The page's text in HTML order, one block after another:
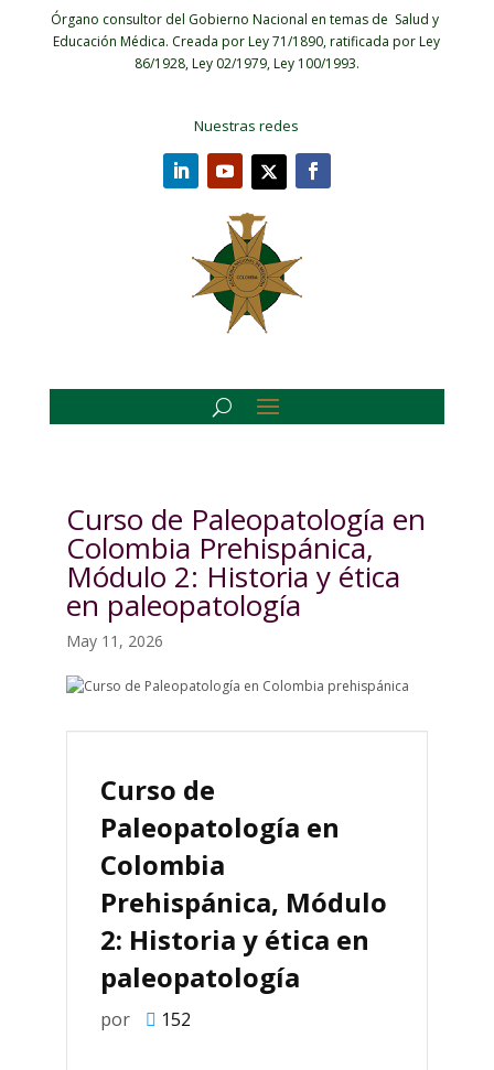
Órgano consultor del Gobierno Nacional en temas de Salud y
Educación Médica. Creada por Ley 71/1890, ratificada por Ley
86/1928, Ley 02/1979, Ley 100/1993.
Nuestras redes
Curso de Paleopatología en
Colombia Prehispánica,
Módulo 2: Historia y ética
en paleopatología
May 11, 2026
Curso de
Paleopatología en
Colombia
Prehispánica, Módulo
2: Historia y ética en
paleopatología
por 152